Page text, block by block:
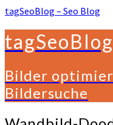
tagSeoBlog – Seo Blog
Bilder
Bildersuche
Wandbild-